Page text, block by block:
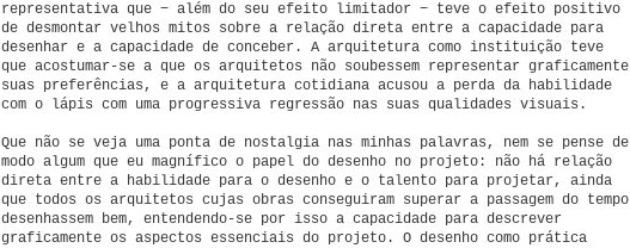
representativa que − além do seu efeito limitador − teve o efeito positivo
de desmontar velhos mitos sobre a relação direta entre a capacidade para
desenhar e a capacidade de conceber. A arquitetura como instituição teve
que acostumar-se a que os arquitetos não soubessem representar graficamente
suas preferências, e a arquitetura cotidiana acusou a perda da habilidade
com o lápis com uma progressiva regressão nas suas qualidades visuais.
Que não se veja uma ponta de nostalgia nas minhas palavras, nem se pense de
modo algum que eu magnífico o papel do desenho no projeto: não há relação
direta entre a habilidade para o desenho e o talento para projetar, ainda
que todos os arquitetos cujas obras conseguiram superar a passagem do tempo
desenhassem bem, entendendo-se por isso a capacidade para descrever
graficamente os aspectos essenciais do projeto. O desenho como prática